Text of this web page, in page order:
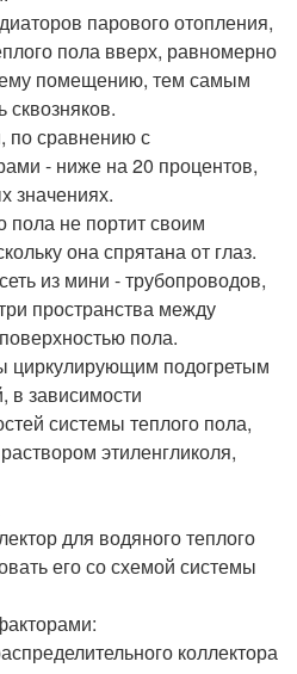
парового отопления,
пола вверх, равномерно
помещению, тем самым
сквозняков.
по сравнению с
- ниже на 20 процентов,
значениях.
пола не портит своим
она спрятана от глаз.
из мини - трубопроводов,
пространства между
пола.
циркулирующим подогретым
в зависимости
системы теплого пола,
этиленгликоля,
для водяного теплого
его со схемой системы
коллектора